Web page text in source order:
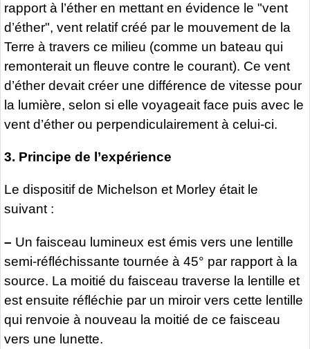
rapport à l’éther en mettant en évidence le "vent
d’éther", vent relatif créé par le mouvement de la
Terre à travers ce milieu (comme un bateau qui
remonterait un fleuve contre le courant). Ce vent
d’éther devait créer une différence de vitesse pour
la lumière, selon si elle voyageait face puis avec le
vent d’éther ou perpendiculairement à celui-ci.
3. Principe de l’expérience
Le dispositif de Michelson et Morley était le
suivant :
– Un faisceau lumineux est émis vers une lentille
semi-réfléchissante tournée à 45° par rapport à la
source. La moitié du faisceau traverse la lentille et
est ensuite réfléchie par un miroir vers cette lentille
qui renvoie à nouveau la moitié de ce faisceau
vers une lunette.